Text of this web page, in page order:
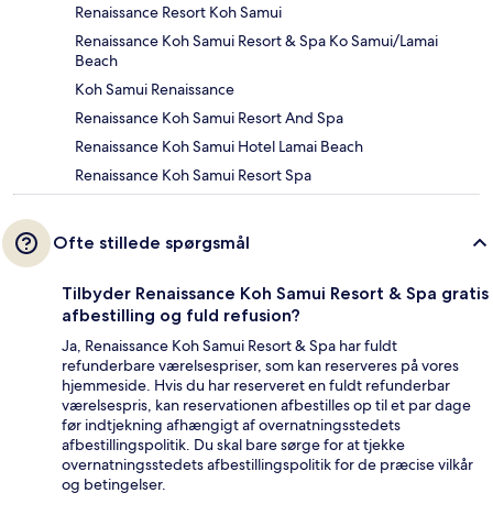
Renaissance Resort Koh Samui
Renaissance Koh Samui Resort & Spa Ko Samui/Lamai
Beach
Koh Samui Renaissance
Renaissance Koh Samui Resort And Spa
Renaissance Koh Samui Hotel Lamai Beach
Renaissance Koh Samui Resort Spa
Ofte stillede spørgsmål
Tilbyder Renaissance Koh Samui Resort & Spa gratis
afbestilling og fuld refusion?
Ja, Renaissance Koh Samui Resort & Spa har fuldt
refunderbare værelsespriser, som kan reserveres på vores
hjemmeside. Hvis du har reserveret en fuldt refunderbar
værelsespris, kan reservationen afbestilles op til et par dage
før indtjekning afhængigt af overnatningsstedets
afbestillingspolitik. Du skal bare sørge for at tjekke
overnatningsstedets afbestillingspolitik for de præcise vilkår
og betingelser.